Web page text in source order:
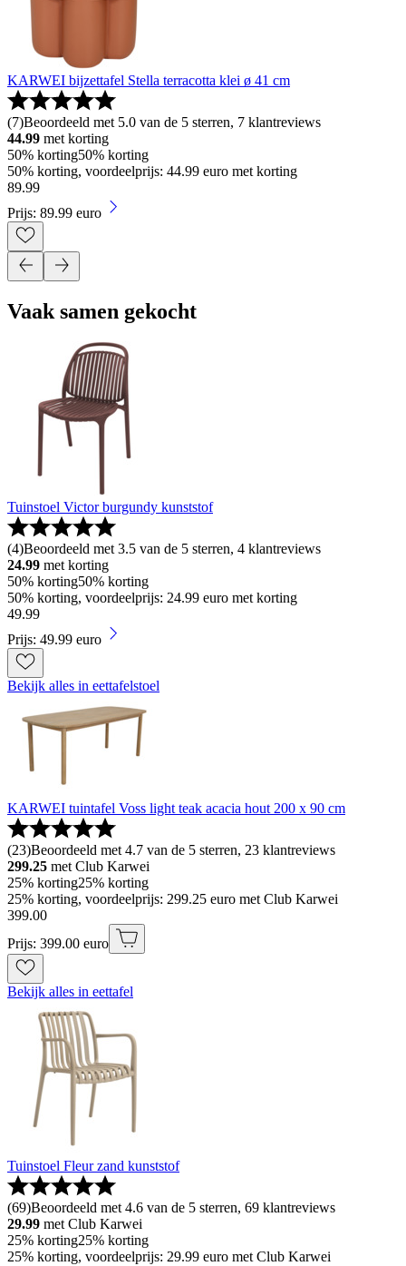
KARWEI bijzettafel Stella terracotta klei ø 41 cm
(7)Beoordeeld met 5.0 van de 5 sterren, 7 klantreviews
44.99 met korting
50% korting50% korting
50% korting, voordeelprijs: 44.99 euro met korting
89.99
Prijs: 89.99 euro
Vaak samen gekocht
Tuinstoel Victor burgundy kunststof
(4)Beoordeeld met 3.5 van de 5 sterren, 4 klantreviews
24.99 met korting
50% korting50% korting
50% korting, voordeelprijs: 24.99 euro met korting
49.99
Prijs: 49.99 euro
Bekijk alles in eettafelstoel
KARWEI tuintafel Voss light teak acacia hout 200 x 90 cm
(23)Beoordeeld met 4.7 van de 5 sterren, 23 klantreviews
299.25 met Club Karwei
25% korting25% korting
25% korting, voordeelprijs: 299.25 euro met Club Karwei
399.00
Prijs: 399.00 euro
Bekijk alles in eettafel
Tuinstoel Fleur zand kunststof
(69)Beoordeeld met 4.6 van de 5 sterren, 69 klantreviews
29.99 met Club Karwei
25% korting25% korting
25% korting, voordeelprijs: 29.99 euro met Club Karwei